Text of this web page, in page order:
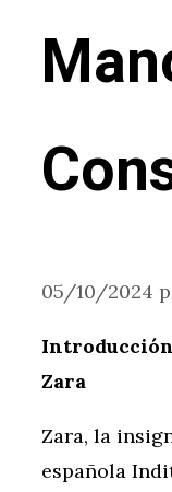
05/10/2024
Zara
Zara, la
española